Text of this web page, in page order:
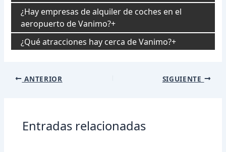
¿Hay empresas de alquiler de coches en el
aeropuerto de Vanimo?
¿Qué atracciones hay cerca de Vanimo?
Navegación
ANTERIOR SIGUIENTE
Entradas relacionadas